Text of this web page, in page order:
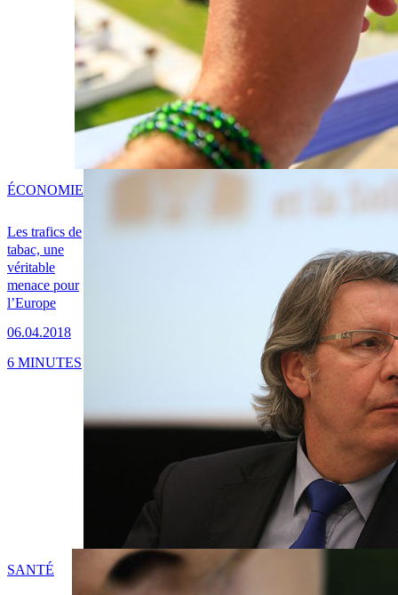
Les trafics de
tabac, une
véritable
menace pour
l’Europe
06.04.2018
ÉCONOMIE
6 MINUTES
SANTÉ